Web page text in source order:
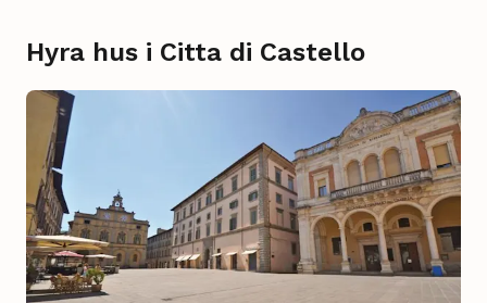
Hyra hus i Citta di Castello